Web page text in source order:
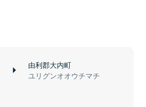
由利郡大内町
ユリグンオオウチマチ